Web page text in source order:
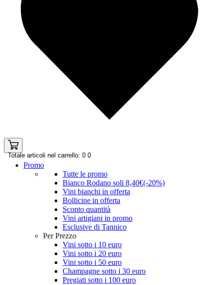
Totale articoli nel carrello: 0 0
Promo
Tutte le promo
Bianco Rodano soli 8,40€(-20%)
Vini bianchi in offerta
Bollicine in offerta
Sconto quantità
Vini artigiani in promo
Esclusive di Tannico
Per Prezzo
Vini sotto i 10 euro
Vini sotto i 20 euro
Vini sotto i 50 euro
Champagne sotto i 30 euro
Pregiati sotto i 100 euro